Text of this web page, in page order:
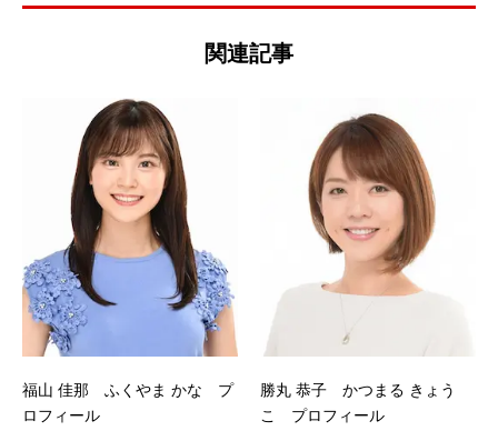
関連記事
福山 佳那 ふくやま かな プ
ロフィール
勝丸 恭子 かつまる きょう
こ プロフィール